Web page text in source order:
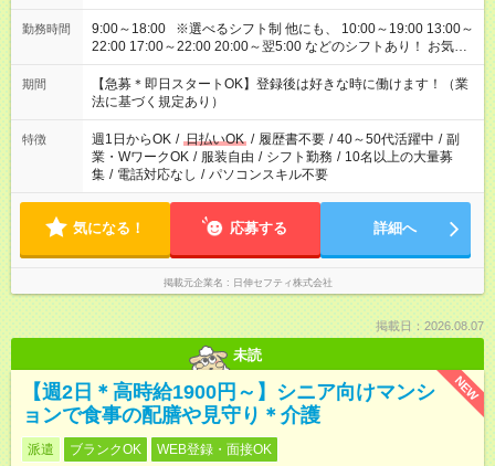
勤務時間
9:00～18:00 ※選べるシフト制 他にも、 10:00～19:00 13:00～
22:00 17:00～22:00 20:00～翌5:00 などのシフトあり！ お気軽
にご相談ください！
期間
【急募＊即日スタートOK】登録後は好きな時に働けます！（業
法に基づく規定あり）
特徴 週1日からOK / 日払いOK / 履歴書不要 / 40～50代活躍中 / 副
業・WワークOK / 服装自由 / シフト勤務 / 10名以上の大量募
集 / 電話対応なし / パソコンスキル不要
気になる！ 応募する 詳細へ
掲載元企業名 日伸セフティ株式会社
掲載日：2026.08.07
未読
NEW
【週2日＊高時給1900円～】シニア向けマンシ
ョンで食事の配膳や見守り＊介護
派遣 ブランクOK WEB登録・面接OK